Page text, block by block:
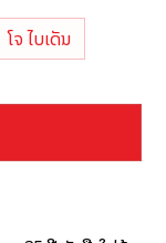
ໂຈ ໄບເດັນ